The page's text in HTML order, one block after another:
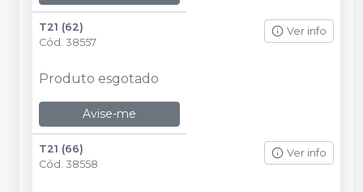
T21 (62)
Cód. 38557
Ver info
Produto esgotado
Avise-me
T21 (66)
Cód. 38558
Ver info